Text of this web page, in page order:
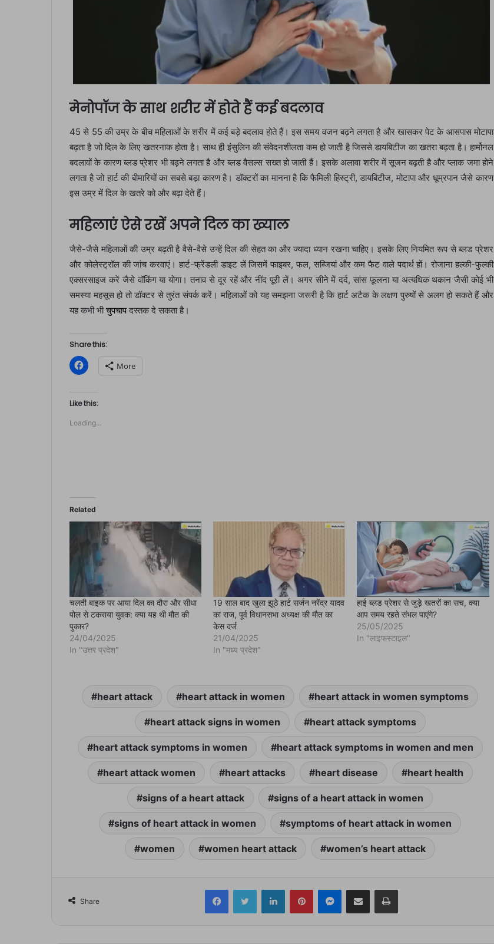
मेनोपॉज के साथ शरीर में होते हैं कई बदलाव
45 से 55 की उम्र के बीच महिलाओं के शरीर में कई बड़े बदलाव होते हैं। इस समय वजन बढ़ने लगता है और खासकर पेट के आसपास मोटापा
बढ़ता है जो दिल के लिए खतरनाक होता है। साथ ही इंसुलिन की संवेदनशीलता कम हो जाती है जिससे डायबिटीज का खतरा बढ़ता है। हार्मोनल
बदलावों के कारण ब्लड प्रेशर भी बढ़ने लगता है और ब्लड वैसल्स सख्त हो जाती हैं। इसके अलावा शरीर में सूजन बढ़ती है और प्लाक जमा होने
लगता है जो हार्ट की बीमारियों का सबसे बड़ा कारण है। डॉक्टरों का मानना है कि फैमिली हिस्ट्री, डायबिटीज, मोटापा और धूम्रपान जैसे कारण
इस उम्र में दिल के खतरे को और बढ़ा देते हैं।
महिलाएं ऐसे रखें अपने दिल का ख्याल
जैसे-जैसे महिलाओं की उम्र बढ़ती है वैसे-वैसे उन्हें दिल की सेहत का और ज्यादा ध्यान रखना चाहिए। इसके लिए नियमित रूप से ब्लड प्रेशर
और कोलेस्ट्रॉल की जांच करवाएं। हार्ट-फ्रेंडली डाइट लें जिसमें फाइबर, फल, सब्जियां और कम फैट वाले पदार्थ हों। रोजाना हल्की-फुल्की
एक्सरसाइज करें जैसे वॉकिंग या योगा। तनाव से दूर रहें और नींद पूरी लें। अगर सीने में दर्द, सांस फूलना या अत्यधिक थकान जैसी कोई भी
समस्या महसूस हो तो डॉक्टर से तुरंत संपर्क करें। महिलाओं को यह समझना जरूरी है कि हार्ट अटैक के लक्षण पुरुषों से अलग हो सकते हैं और
यह कभी भीचुपचापदस्तक दे सकता है।
Share this:
C
l
k
t
o
h
b
o
k
O
n
e
w
w
i
n
d
o
w
More
Like this:
Loading...
Related
चलती बाइक पर आया दिल का दौरा और सीधा
पोल से टकराया युवक: क्या यह थी मौत की
पुकार?
24/04/2025
In "उत्तर प्रदेश"
19 साल बाद खुला झूठे हार्ट सर्जन नरेंद्र यादव
का राज, पूर्व विधानसभा अध्यक्ष की मौत का
केस दर्ज
21/04/2025
In "मध्य प्रदेश"
हाई ब्लड प्रेशर से जुड़े खतरों का सच, क्या
आप समय रहते संभल पाएंगे?
25/05/2025
In "लाइफस्टाइल"
heart attack heart attack in women heart attack in women symptoms
heart attack signs in women heart attack symptoms
heart attack symptoms in women heart attack symptoms in women and men
heart attack women heart attacks heart disease heart health
signs of a heart attack signs of a heart attack in women
signs of heart attack in women symptoms of heart attack in women
women women heart attack women’s heart attack
Share
FacebookTwitter LinkedInPinterestMessenger
Share via Email Print